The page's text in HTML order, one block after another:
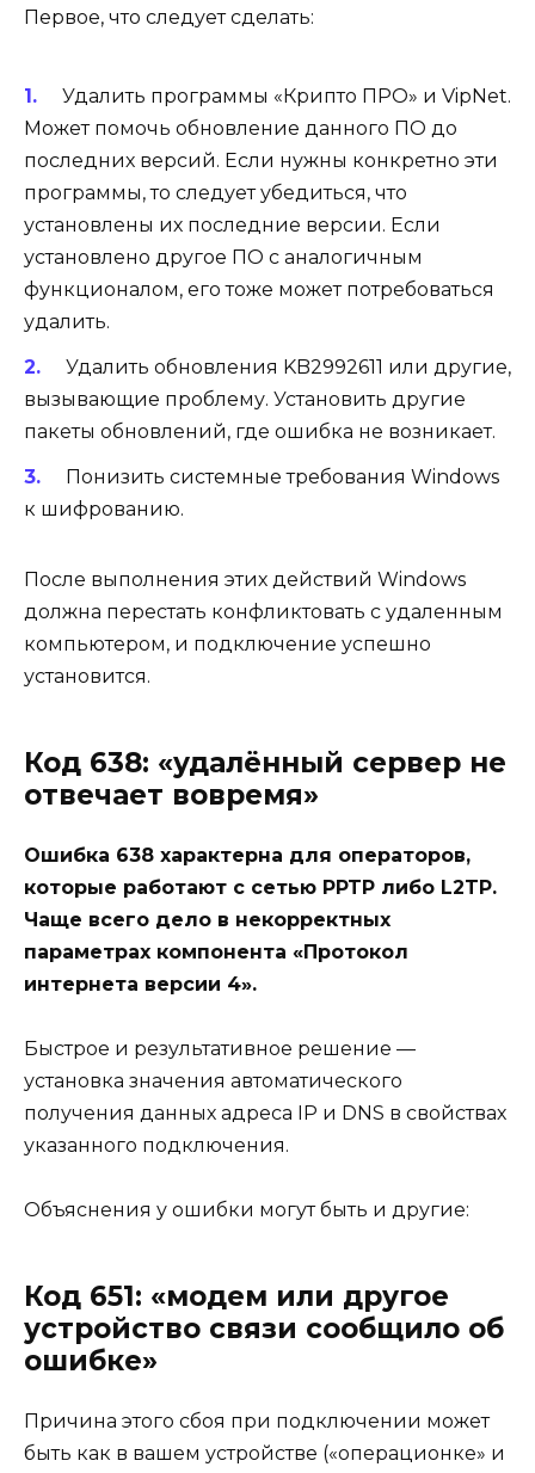
Первое, что следует сделать:
Удалить программы «Крипто ПРО» и VipNet.
Может помочь обновление данного ПО до
последних версий. Если нужны конкретно эти
программы, то следует убедиться, что
установлены их последние версии. Если
установлено другое ПО с аналогичным
функционалом, его тоже может потребоваться
удалить.
Удалить обновления KB2992611 или другие,
вызывающие проблему. Установить другие
пакеты обновлений, где ошибка не возникает.
Понизить системные требования Windows
к шифрованию.
После выполнения этих действий Windows
должна перестать конфликтовать с удаленным
компьютером, и подключение успешно
установится.
Код 638: «удалённый сервер не
отвечает вовремя»
Ошибка 638 характерна для операторов,
которые работают с сетью PPTP либо L2TP.
Чаще всего дело в некорректных
параметрах компонента «Протокол
интернета версии 4».
Быстрое и результативное решение —
установка значения автоматического
получения данных адреса IP и DNS в свойствах
указанного подключения.
Объяснения у ошибки могут быть и другие:
Код 651: «модем или другое
устройство связи сообщило об
ошибке»
Причина этого сбоя при подключении может
быть как в вашем устройстве («операционке» и